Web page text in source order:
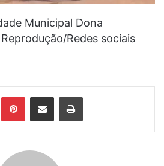
Municipal Dona
Redes sociais
PinterestCompartilhar via e-mail Imprimir